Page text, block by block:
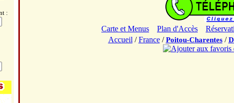
:
Carte et Menus Plan d'Accès
Accueil /France/Poitou-Charentes/